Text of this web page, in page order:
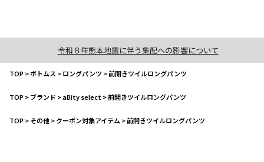
令和８年熊本地震に伴う集配への影響について
TOP>ボトムス >ロングパンツ >前開きツイルロングパンツ
TOP>ブランド >aBity select >前開きツイルロングパンツ
TOP>その他>クーポン対象アイテム >前開きツイルロングパンツ